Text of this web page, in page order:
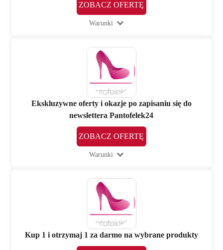
ZOBACZ OFERTĘ
Warunki
Ekskluzywne oferty i okazje po zapisaniu się do
newslettera Pantofelek24
ZOBACZ OFERTĘ
Warunki
Kup 1 i otrzymaj 1 za darmo na wybrane produkty